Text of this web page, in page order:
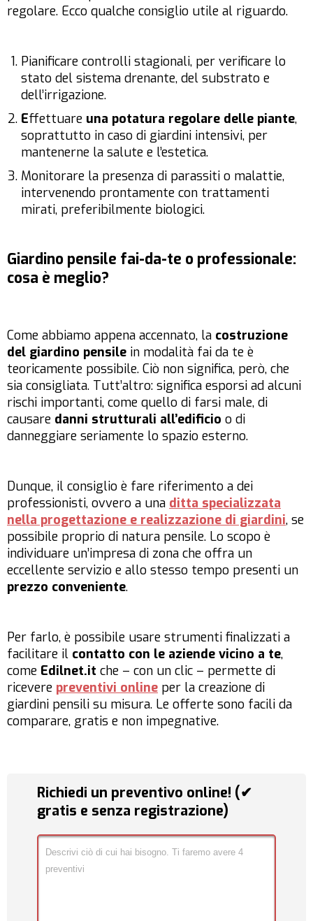
regolare. Ecco qualche consiglio utile al riguardo.
Pianificare controlli stagionali, per verificare lo
stato del sistema drenante, del substrato e
dell’irrigazione.
Effettuare una potatura regolare delle piante,
soprattutto in caso di giardini intensivi, per
mantenerne la salute e l’estetica.
Monitorare la presenza di parassiti o malattie,
intervenendo prontamente con trattamenti
mirati, preferibilmente biologici.
Giardino pensile fai-da-te o professionale:
cosa è meglio?
Come abbiamo appena accennato, la costruzione
del giardino pensile in modalità fai da te è
teoricamente possibile. Ciò non significa, però, che
sia consigliata. Tutt’altro: significa esporsi ad alcuni
rischi importanti, come quello di farsi male, di
causare danni strutturali all’edificio o di
danneggiare seriamente lo spazio esterno.
Dunque, il consiglio è fare riferimento a dei
professionisti, ovvero a una ditta specializzata
nella progettazione e realizzazione di giardini, se
possibile proprio di natura pensile. Lo scopo è
individuare un’impresa di zona che offra un
eccellente servizio e allo stesso tempo presenti un
prezzo conveniente.
Per farlo, è possibile usare strumenti finalizzati a
facilitare il contatto con le aziende vicino a te,
come Edilnet.it che – con un clic – permette di
ricevere preventivi online per la creazione di
giardini pensili su misura. Le offerte sono facili da
comparare, gratis e non impegnative.
Richiedi un preventivo online! (✔
gratis e senza registrazione)